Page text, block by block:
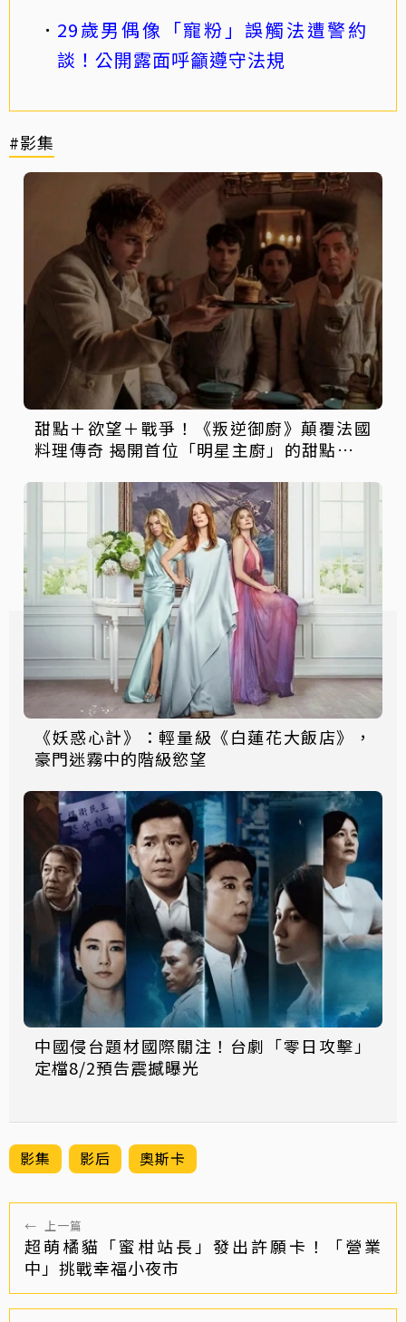
29歲男偶像「寵粉」誤觸法遭警約
談！公開露面呼籲遵守法規
#影集
甜點＋欲望＋戰爭！《叛逆御廚》顛覆法國
料理傳奇 揭開首位「明星主廚」的甜點帝國
《妖惑心計》：輕量級《白蓮花大飯店》，
豪門迷霧中的階級慾望
中國侵台題材國際關注！台劇「零日攻擊」
定檔8/2預告震撼曝光
影集 影后 奧斯卡
← 上一篇
超萌橘貓「蜜柑站長」發出許願卡！「營業
中」挑戰幸福小夜市